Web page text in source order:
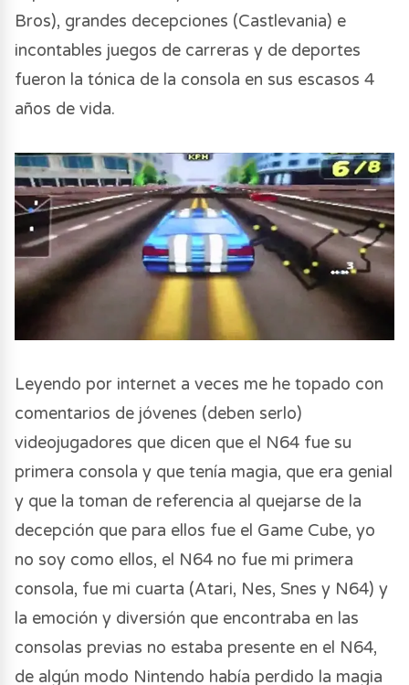
Bros), grandes decepciones (Castlevania) e
incontables juegos de carreras y de deportes
fueron la tónica de la consola en sus escasos 4
años de vida.
Leyendo por internet a veces me he topado con
comentarios de jóvenes (deben serlo)
videojugadores que dicen que el N64 fue su
primera consola y que tenía magia, que era genial
y que la toman de referencia al quejarse de la
decepción que para ellos fue el Game Cube, yo
no soy como ellos, el N64 no fue mi primera
consola, fue mi cuarta (Atari, Nes, Snes y N64) y
la emoción y diversión que encontraba en las
consolas previas no estaba presente en el N64,
de algún modo Nintendo había perdido la magia